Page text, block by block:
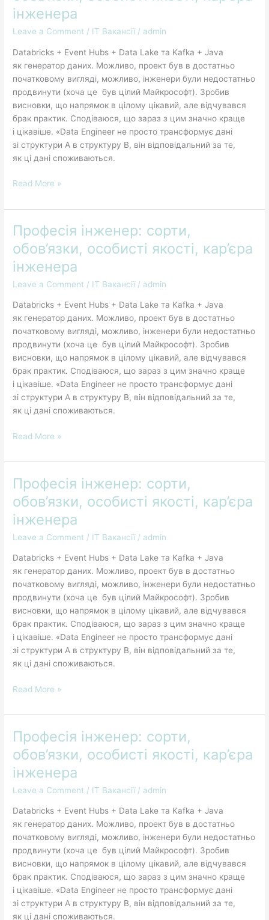
інженера
Leave a Comment / IT Вакансії/ admin
Databricks + Event Hubs + Data Lake та Kafka + Java
як генератор даних. Можливо, проект був в достатньо
початковому вигляді, можливо, інженери були недостатньо
продвинути (хоча це був цілий Майкрософт). Зробив
висновки, що напрямок в цілому цікавий, але відчувався
брак практик. Сподіваюся, що зараз з цим значно краще
і цікавіше. «Data Engineer не просто трансформує дані
зі структури A в структуру B, він відповідальний за те,
як ці дані споживаються.
обов’язки,
особисті
кар’єра
інженера
Read More »
Професія інженер: сорти,
обов’язки, особисті якості, кар’єра
інженера
Leave a Comment / IT Вакансії/ admin
Databricks + Event Hubs + Data Lake та Kafka + Java
як генератор даних. Можливо, проект був в достатньо
початковому вигляді, можливо, інженери були недостатньо
продвинути (хоча це був цілий Майкрософт). Зробив
висновки, що напрямок в цілому цікавий, але відчувався
брак практик. Сподіваюся, що зараз з цим значно краще
і цікавіше. «Data Engineer не просто трансформує дані
зі структури A в структуру B, він відповідальний за те,
як ці дані споживаються.
Професія
інженер:
сорти,
обов’язки,
особисті
кар’єра
інженера
Read More »
Професія інженер: сорти,
обов’язки, особисті якості, кар’єра
інженера
Leave a Comment / IT Вакансії/ admin
Databricks + Event Hubs + Data Lake та Kafka + Java
як генератор даних. Можливо, проект був в достатньо
початковому вигляді, можливо, інженери були недостатньо
продвинути (хоча це був цілий Майкрософт). Зробив
висновки, що напрямок в цілому цікавий, але відчувався
брак практик. Сподіваюся, що зараз з цим значно краще
і цікавіше. «Data Engineer не просто трансформує дані
зі структури A в структуру B, він відповідальний за те,
як ці дані споживаються.
Професія
інженер:
сорти,
обов’язки,
особисті
кар’єра
інженера
Read More »
Професія інженер: сорти,
обов’язки, особисті якості, кар’єра
інженера
Leave a Comment / IT Вакансії/ admin
Databricks + Event Hubs + Data Lake та Kafka + Java
як генератор даних. Можливо, проект був в достатньо
початковому вигляді, можливо, інженери були недостатньо
продвинути (хоча це був цілий Майкрософт). Зробив
висновки, що напрямок в цілому цікавий, але відчувався
брак практик. Сподіваюся, що зараз з цим значно краще
і цікавіше. «Data Engineer не просто трансформує дані
зі структури A в структуру B, він відповідальний за те,
як ці дані споживаються.
Професія
інженер:
сорти,
обов’язки,
особисті
кар’єра
інженера